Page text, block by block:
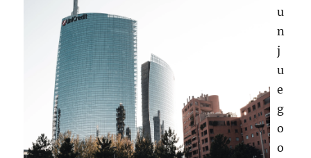
u
n
j
u
e
g
o
o